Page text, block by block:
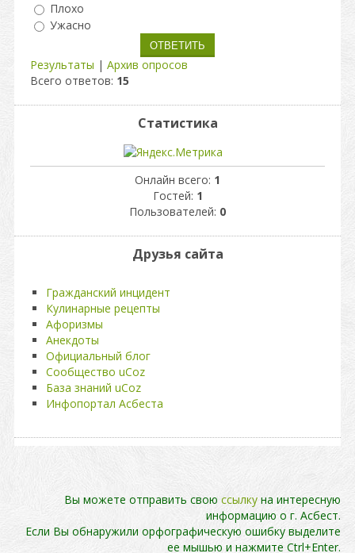
Плохо
Ужасно
Результаты | Архив опросов
Всего ответов: 15
Статистика
Онлайн всего: 1
Гостей: 1
Пользователей: 0
Друзья сайта
Гражданский инцидент
Кулинарные рецепты
Афоризмы
Анекдоты
Официальный блог
Сообщество uCoz
База знаний uCoz
Инфопортал Асбеста
Вы можете отправить свою ссылку на интересную
информацию о г. Асбест.
Если Вы обнаружили орфографическую ошибку выделите
ее мышью и нажмите Ctrl+Enter.